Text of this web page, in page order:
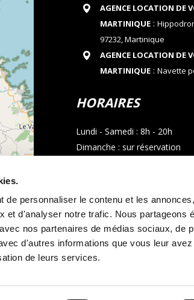
de personnaliser le contenu et les
et d'analyser notre trafic. Nous partageons
nos partenaires de médias sociaux, de
d'autres informations que vous leur
de leurs services.
AGENCE LOCATION DE
MARTINIQUE:
97232, Martinique
AGENCE LOCATION DE
MARTINIQUE: Navette
HORAIRES
Lundi - Samedi : 8h - 20h
Dimanche : sur réservation
Email :